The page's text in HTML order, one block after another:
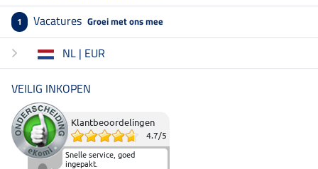
1 Vacatures Groei met ons mee
NL | EUR
VEILIG INKOPEN
Klantbeoordelingen
4.7/5
Snelle service, goed
ingepakt.